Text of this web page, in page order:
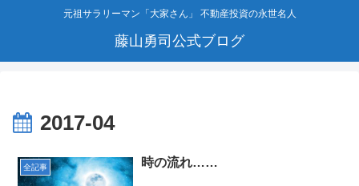
元祖サラリーマン「大家さん」 不動産投資の永世名人
藤山勇司公式ブログ
2017-04
全記事 時の流れ……